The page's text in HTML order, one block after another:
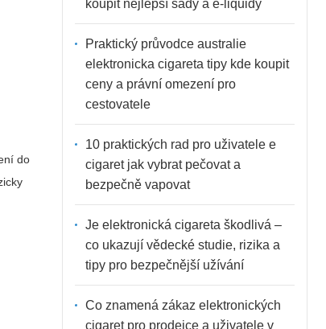
do
koupit nejlepší sady a e-liquidy
Praktický průvodce australie
elektronicka cigareta tipy kde koupit
ceny a právní omezení pro
cestovatele
10 praktických rad pro uživatele e
cigaret jak vybrat pečovat a
bezpečně vapovat
Je elektronická cigareta škodlivá –
co ukazují vědecké studie, rizika a
tipy pro bezpečnější užívání
Co znamená zákaz elektronických
cigaret pro prodejce a uživatele v